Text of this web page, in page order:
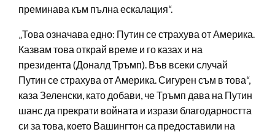
преминава към пълна ескалация“.
„Това означава едно: Путин се страхува от Америка.
Казвам това открай време и го казах и на
президента (Доналд Тръмп). Във всеки случай
Путин се страхува от Америка. Сигурен съм в това“,
каза Зеленски, като добави, че Тръмп дава на Путин
шанс да прекрати войната и изрази благодарността
си за това, което Вашингтон са предоставили на